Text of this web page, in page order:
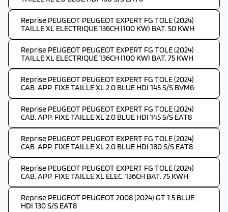
Reprise PEUGEOT PEUGEOT EXPERT FG TOLE (2024)
TAILLE XL ELECTRIQUE 136CH (100 KW) BAT. 50 KWH
Reprise PEUGEOT PEUGEOT EXPERT FG TOLE (2024)
TAILLE XL ELECTRIQUE 136CH (100 KW) BAT. 75 KWH
Reprise PEUGEOT PEUGEOT EXPERT FG TOLE (2024)
CAB. APP. FIXE TAILLE XL 2.0 BLUE HDI 145 S/S BVM6
Reprise PEUGEOT PEUGEOT EXPERT FG TOLE (2024)
CAB. APP. FIXE TAILLE XL 2.0 BLUE HDI 145 S/S EAT8
Reprise PEUGEOT PEUGEOT EXPERT FG TOLE (2024)
CAB. APP. FIXE TAILLE XL 2.0 BLUE HDI 180 S/S EAT8
Reprise PEUGEOT PEUGEOT EXPERT FG TOLE (2024)
CAB. APP. FIXE TAILLE XL ELEC. 136CH BAT. 75 KWH
Reprise PEUGEOT PEUGEOT 2008 (2024) GT 1.5 BLUE
HDI 130 S/S EAT8